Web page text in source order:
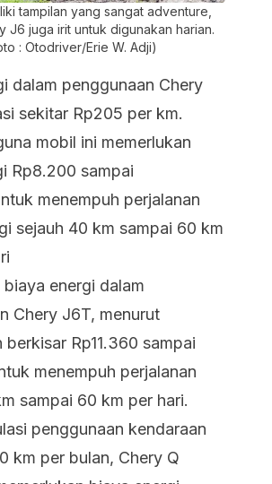
tampilan yang sangat adventure,
J6 juga irit untuk digunakan harian.
: Otodriver/Erie W. Adji)
dalam penggunaan Chery
sekitar Rp205 per km.
mobil ini memerlukan
Rp8.200 sampai
menempuh perjalanan
sejauh 40 km sampai 60 km
energi dalam
Chery J6T, menurut
berkisar Rp11.360 sampai
menempuh perjalanan
sampai 60 km per hari.
penggunaan kendaraan
km per bulan, Chery Q